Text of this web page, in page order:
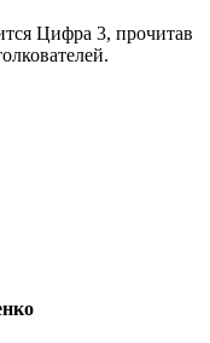
Цифра 3, прочитав